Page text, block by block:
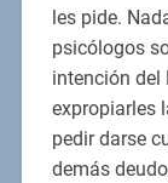
les pide.
psicólogos
intención del
expropiarles
pedir darse
demás